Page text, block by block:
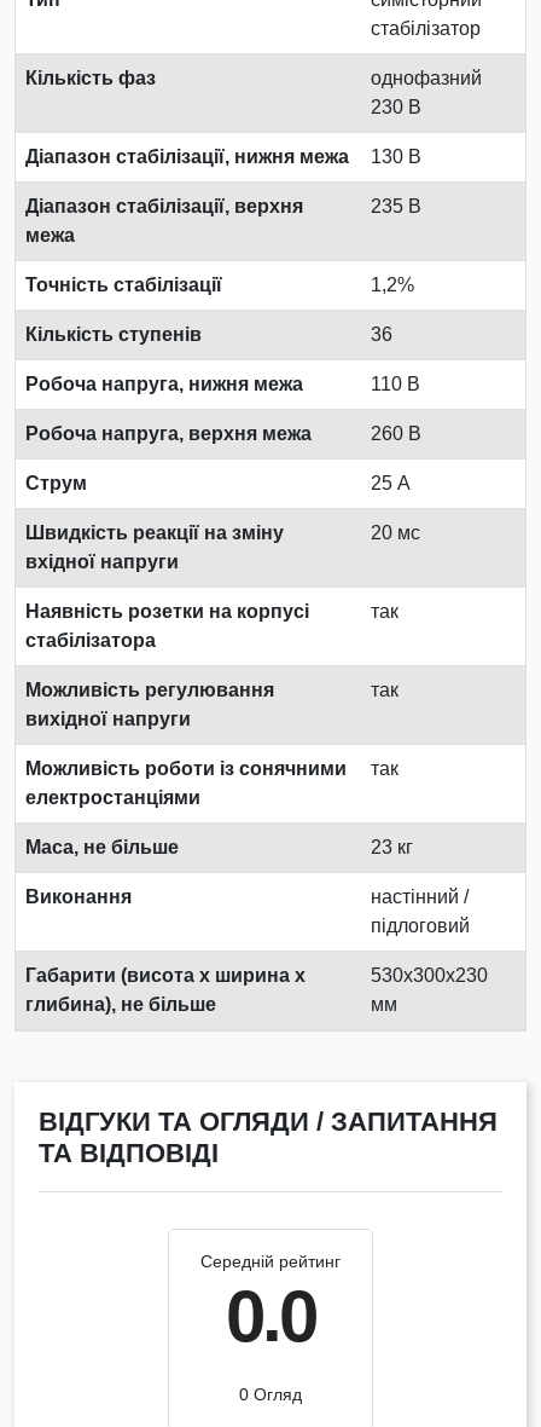
стабілізатор
Кількість фаз
однофазний
230 В
Діапазон стабілізації, нижня межа 130 В
Діапазон стабілізації, верхня
межа
235 В
Точність стабілізації 1,2%
Кількість ступенів 36
Робоча напруга, нижня межа 110 В
Робоча напруга, верхня межа 260 В
Струм 25 А
Швидкість реакції на зміну
вхідної напруги
20 мс
Наявність розетки на корпусі
стабілізатора
так
Можливість регулювання
вихідної напруги
так
Можливість роботи із сонячними
електростанціями
так
Маса, не більше 23 кг
Виконання
настінний /
підлоговий
Габарити (висота х ширина х
глибина), не більше
530x300x230
мм
ВІДГУКИ ТА ОГЛЯДИ / ЗАПИТАННЯ
ТА ВІДПОВІДІ
Середній рейтинг
0.0
0 Огляд